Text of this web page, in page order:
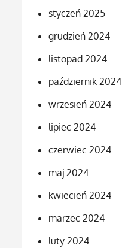
styczeń 2025
grudzień 2024
listopad 2024
październik 2024
wrzesień 2024
lipiec 2024
czerwiec 2024
maj 2024
kwiecień 2024
marzec 2024
luty 2024